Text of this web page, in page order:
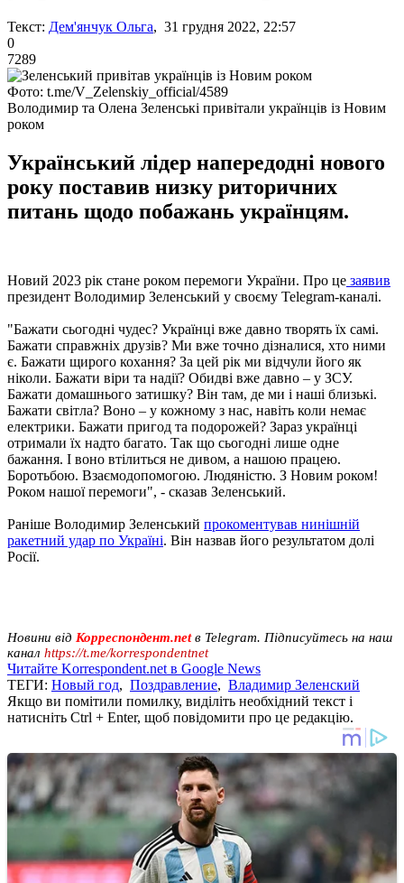
Текст: Дем'янчук Ольга, 31 грудня 2022, 22:57
0
7289
Фото: t.me/V_Zelenskiy_official/4589
Володимир та Олена Зеленські привітали українців із Новим
роком
Український лідер напередодні нового
року поставив низку риторичних
питань щодо побажань українцям.
Новий 2023 рік стане роком перемоги України. Про це заявив
президент Володимир Зеленський у своєму Telegram-каналі.
"Бажати сьогодні чудес? Українці вже давно творять їх самі.
Бажати справжніх друзів? Ми вже точно дізналися, хто ними
є. Бажати щирого кохання? За цей рік ми відчули його як
ніколи. Бажати віри та надії? Обидві вже давно – у ЗСУ.
Бажати домашнього затишку? Він там, де ми і наші близькі.
Бажати світла? Воно – у кожному з нас, навіть коли немає
електрики. Бажати пригод та подорожей? Зараз українці
отримали їх надто багато. Так що сьогодні лише одне
бажання. І воно втілиться не дивом, а нашою працею.
Боротьбою. Взаємодопомогою. Людяністю. З Новим роком!
Роком нашої перемоги", - сказав Зеленський.
Раніше Володимир Зеленський прокоментував нинішній
ракетний удар по Україні. Він назвав його результатом долі
Росії.
Новини від Корреспондент.netв Telegram. Підписуйтесь на наш
канал https://t.me/korrespondentnet
Читайте Korrespondent.net в Google News
ТЕГИ: Новый год, Поздравление, Владимир Зеленский
Якщо ви помітили помилку, виділіть необхідний текст і
натисніть Ctrl + Enter, щоб повідомити про це редакцію.